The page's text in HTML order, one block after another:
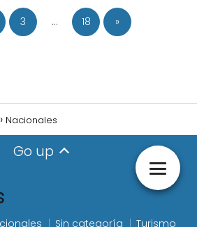
3 … 18 »
Nacionales
Go up
Sin categoría Turismo